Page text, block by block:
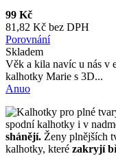
99 Kč
81,82 Kč bez DPH
Porovnání
Skladem
Věk a kila navíc u nás v
kalhotky Marie s 3D...
Anuo
spodní kalhotky i v
shánějí. Ženy plnějších
kalhotky, které zakryjí